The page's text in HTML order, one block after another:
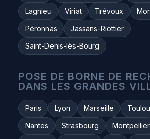
Lagnieu
Viriat Trévoux
Péronnas
Jassans-Riottier
Saint-Denis-lès-Bourg
POSE DE BORNE DE
DANS LES GRANDES
Paris Lyon Marseille
Nantes
Strasbourg Montpellier